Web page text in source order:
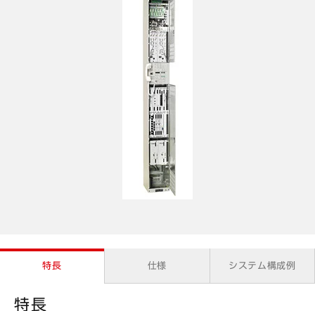
特長 仕様 システム構成例
特長